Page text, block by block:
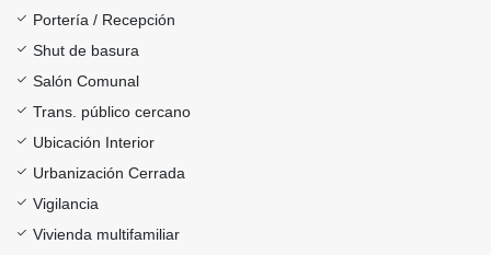
Portería / Recepción
Shut de basura
Salón Comunal
Trans. público cercano
Ubicación Interior
Urbanización Cerrada
Vigilancia
Vivienda multifamiliar